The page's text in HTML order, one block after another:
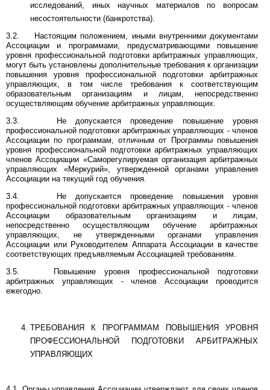
исследований, иных научных материалов по вопросам
несостоятельности (банкротства).
3.2. Настоящим положением, иными внутренними документами
Ассоциации и программами, предусматривающими повышение
уровня профессиональной подготовки арбитражных управляющих,
могут быть установлены дополнительные требования к организации
повышения уровня профессиональной подготовки арбитражных
управляющих, в том числе требования к соответствующим
образовательным организациям и лицам, непосредственно
осуществляющим обучение арбитражных управляющих.
3.3. Не допускается проведение повышение уровня
профессиональной подготовки арбитражных управляющих - членов
Ассоциации по программам, отличным от Программы повышения
уровня профессиональной подготовки арбитражных управляющих
членов Ассоциации «Саморегулируемая организация арбитражных
управляющих «Меркурий», утвержденной органами управления
Ассоциации на текущий год обучения.
3.4. Не допускается проведение повышения уровня
профессиональной подготовки арбитражных управляющих - членов
Ассоциации образовательным организациям и лицам,
непосредственно осуществляющим обучение арбитражных
управляющих, не утвержденными органами управления
Ассоциации или Руководителем Аппарата Ассоциации в качестве
соответствующих предъявляемым Ассоциацией требованиям.
3.5. Повышение уровня профессиональной подготовки
арбитражных управляющих - членов Ассоциации проводится
ежегодно.
ТРЕБОВАНИЯ К ПРОГРАММАМ ПОВЫШЕНИЯ УРОВНЯ
ПРОФЕССИОНАЛЬНОЙ ПОДГОТОВКИ АРБИТРАЖНЫХ
УПРАВЛЯЮЩИХ